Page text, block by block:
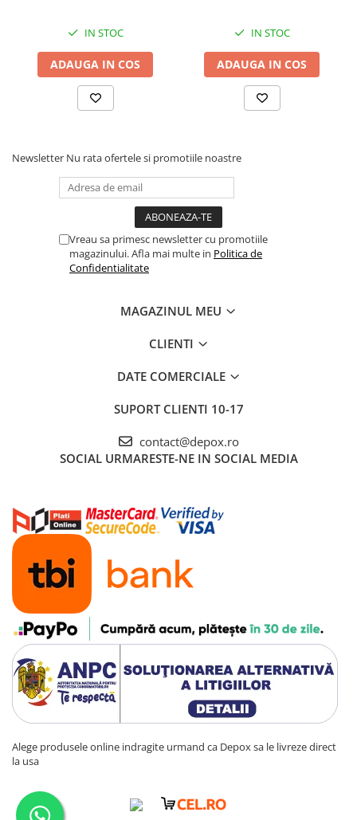
IN STOC
ADAUGA IN COS
IN STOC
ADAUGA IN COS
Newsletter Nu rata ofertele si promotiile noastre
Vreau sa primesc newsletter cu promotiile
magazinului. Afla mai multe in Politica de
Confidentialitate
MAGAZINUL MEU
CLIENTI
DATE COMERCIALE
SUPORT CLIENTI 10-17
contact@depox.ro
SOCIAL URMARESTE-NE IN SOCIAL MEDIA
Alege produsele online indragite urmand ca Depox sa le livreze direct
la usa